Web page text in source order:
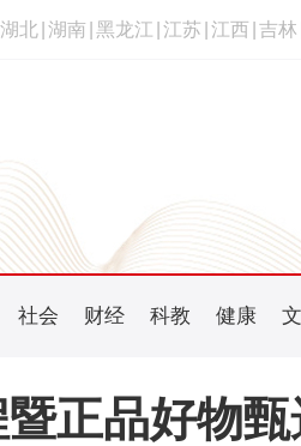
湖北 湖南 黑龙江 江苏 江西 吉林
社会 财经 科教 健康
正品好物